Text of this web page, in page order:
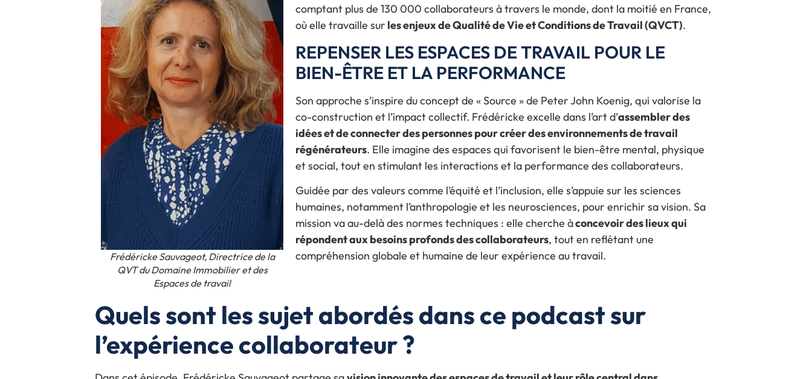
Frédéricke Sauvageot, Directrice de la
QVT du Domaine Immobilier et des
Espaces de travail
comptant plus de 130 000 collaborateurs à travers le monde, dont la moitié en France,
où elle travaille sur les enjeux de Qualité de Vie et Conditions de Travail (QVCT).
REPENSER LES ESPACES DE TRAVAIL POUR LE
BIEN-ÊTRE ET LA PERFORMANCE
Son approche s’inspire du concept de « Source » de Peter John Koenig, qui valorise la
co-construction et l’impact collectif. Frédéricke excelle dans l’art d’assembler des
idées et de connecter des personnes pour créer des environnements de travail
régénérateurs. Elle imagine des espaces qui favorisent le bien-être mental, physique
et social, tout en stimulant les interactions et la performance des collaborateurs.
Guidée par des valeurs comme l’équité et l’inclusion, elle s’appuie sur les sciences
humaines, notamment l’anthropologie et les neurosciences, pour enrichir sa vision. Sa
mission va au-delà des normes techniques : elle cherche àconcevoir des lieux qui
répondent aux besoins profonds des collaborateurs, tout en reflétant une
compréhension globale et humaine de leur expérience au travail.
Quels sont les sujet abordés dans ce podcast sur
l’expérience collaborateur ?